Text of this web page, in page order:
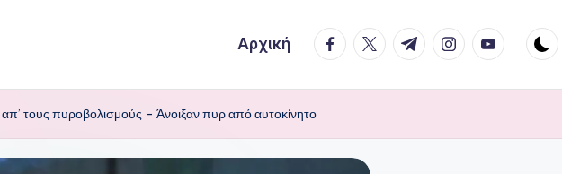
Αρχική facebook.com
twitter.com
t.me instagram.com
youtube.com
τους πυροβολισμούς – Άνοιξαν πυρ από αυτοκίνητο